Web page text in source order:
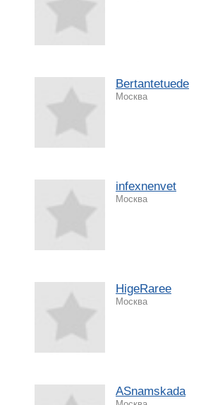
Bertantetuede
Москва
infexnenvet
Москва
HigeRaree
Москва
АSnamskada